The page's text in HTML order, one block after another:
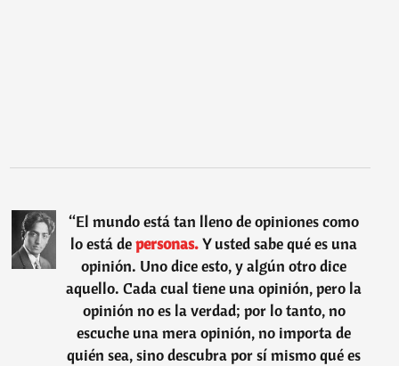
“El mundo está tan lleno de opiniones como
lo está depersonas.Y usted sabe qué es una
opinión. Uno dice esto, y algún otro dice
aquello. Cada cual tiene una opinión, pero la
opinión no es la verdad; por lo tanto, no
escuche una mera opinión, no importa de
quién sea, sino descubra por sí mismo qué es